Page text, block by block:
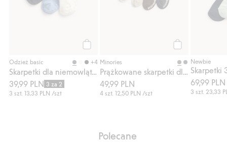
Odzież basic +4
Skarpetki dla niemowląt, 3-pak
39,99 PLN 3 za 2
3 szt. 13,33 PLN /szt
Minories
49,99 PLN
4 szt.12,50 PLN /szt
Newbie
Skarpetki
69,99 PLN
3 szt.23,33
Polecane